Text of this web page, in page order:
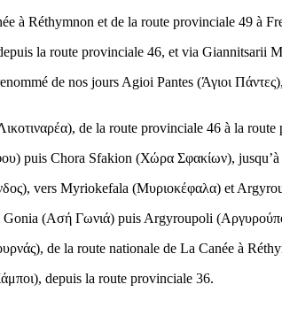
à Réthymnon et de la route provinciale 49 à
la route provinciale 46, et via Giannitsarii
de nos jours Agioi Pantes (Άγιοι Πάντες
), de la route provinciale 46 à la route
) puis Chora Sfakion (Χώρα Σφακίων),
), vers Myriokefala (Μυριοκέφαλα) et
Gonia (Ασή Γωνιά) puis Argyroupoli (
), de la route nationale de La Canée à
), depuis la route provinciale 36.